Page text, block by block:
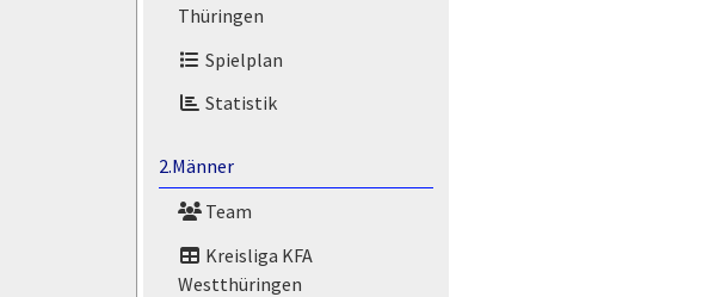
Thüringen
Spielplan
Statistik
2.Männer
Team
Kreisliga KFA
Westthüringen